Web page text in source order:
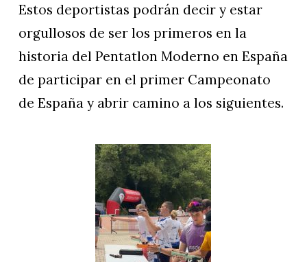
Estos deportistas podrán decir y estar
orgullosos de ser los primeros en la
historia del Pentatlon Moderno en España
de participar en el primer Campeonato
de España y abrir camino a los siguientes.